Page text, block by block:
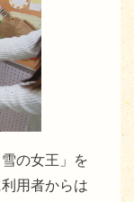
の女王」を
用者からは